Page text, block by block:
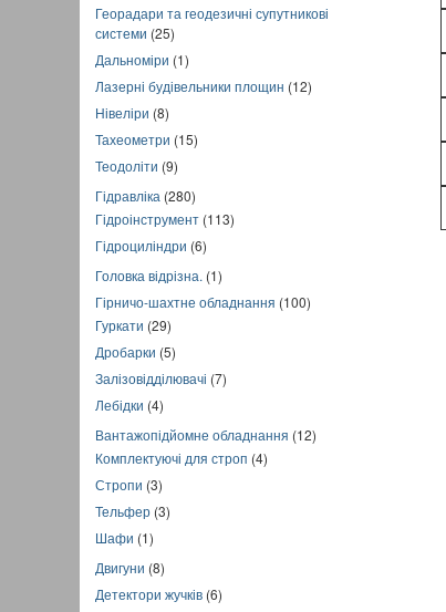
Георадари та геодезичні супутникові
системи (25)
Дальноміри (1)
Лазерні будівельники площин (12)
Нівеліри (8)
Тахеометри (15)
Теодоліти (9)
Гідравліка (280)
Гідроінструмент (113)
Гідроциліндри (6)
Головка відрізна. (1)
Гірничо-шахтне обладнання (100)
Гуркати (29)
Дробарки (5)
Залізовідділювачі (7)
Лебідки (4)
Вантажопідйомне обладнання (12)
Комплектуючі для строп (4)
Стропи (3)
Тельфер (3)
Шафи (1)
Двигуни (8)
Детектори жучків (6)